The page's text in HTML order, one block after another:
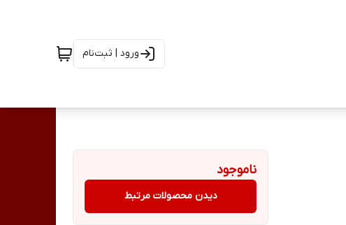
ورود | ثبت‌نام
ناموجود
دیدن محصولات مرتبط